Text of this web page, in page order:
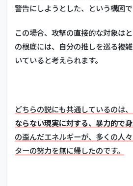
警告にしようとした、という構図で
この場合、攻撃の直接的な対象は
の根底には、自分の推しを巡る複
いていると考えられます。
どちらの説にも共通しているのは
ならない現実に対する、暴力的で
の歪んだエネルギーが、多くの人
ターの努力を無に帰したのです。